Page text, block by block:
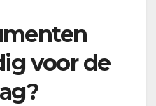
voor de